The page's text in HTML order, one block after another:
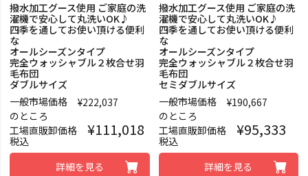
撥水加工グース使用 ご家庭の洗
濯機で安心して丸洗いOK♪
四季を通してお使い頂ける便利
な
オールシーズンタイプ
完全ウォッシャブル２枚合せ羽
毛布団
ダブルサイズ
一般市場価格
¥222,037
のところ
工場直販卸価格
¥111,018
税込
詳細を見る
撥水加工グース使用 ご家庭の洗
濯機で安心して丸洗いOK♪
四季を通してお使い頂ける便利
な
オールシーズンタイプ
完全ウォッシャブル２枚合せ羽
毛布団
セミダブルサイズ
一般市場価格
¥190,667
のところ
工場直販卸価格
¥95,333
税込
詳細を見る